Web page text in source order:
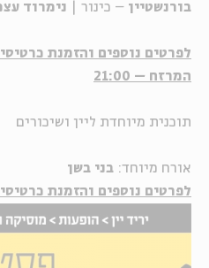
בורנשטיין – כינור | נימרוד
לפרטים נוספים והזמנת
המרזח – 21:00
תוכנית מיוחדת ליין ושיכורים
אורח מיוחד: בני בשן
לפרטים נוספים והזמנת